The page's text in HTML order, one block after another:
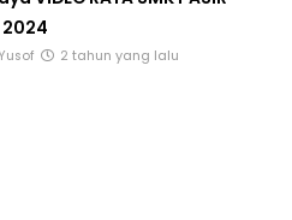
2024
2 tahun yang lalu